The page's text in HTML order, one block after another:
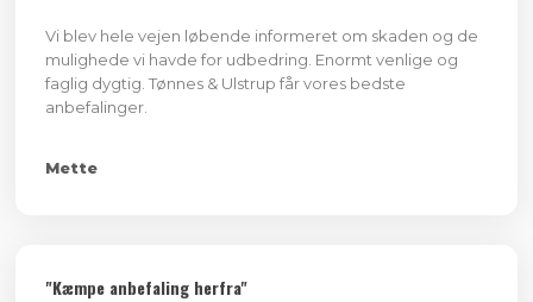
Vi blev hele vejen løbende informeret om skaden og de
mulighede vi havde for udbedring. Enormt venlige og
faglig dygtig. Tønnes & Ulstrup får vores bedste
anbefalinger.
Mette
"Kæmpe anbefaling herfra"